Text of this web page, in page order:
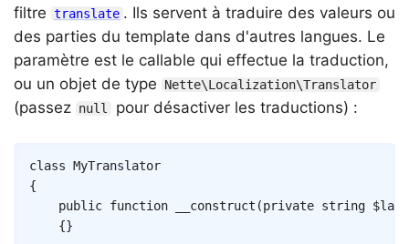
filtre translate . Ils servent à traduire des valeurs ou
des parties du template dans d'autres langues. Le
paramètre est le callable qui effectue la traduction,
ou un objet de type
Nette\Localization\Translator
(passez null pour désactiver les traductions) :
class MyTranslator
{
public function __construct (private string $lang
{}